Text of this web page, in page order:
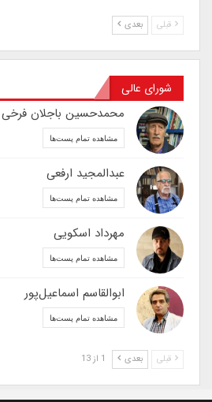
قبلی بعدی
شورای عالی
محمدحسین باجلان فرخی
مشاهده تمام پست‌ها
عبدالمجید ارفعی
مشاهده تمام پست‌ها
مهرداد اسکویی
مشاهده تمام پست‌ها
ابوالقاسم اسماعیل‌پور
مشاهده تمام پست‌ها
قبلی بعدی